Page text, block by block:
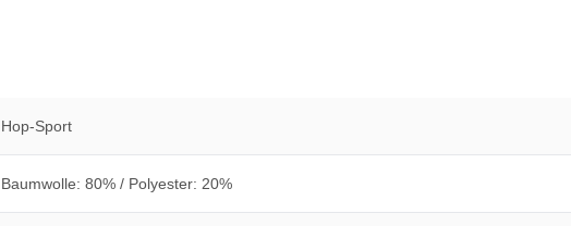
Hop-Sport
Baumwolle: 80% / Polyester: 20%